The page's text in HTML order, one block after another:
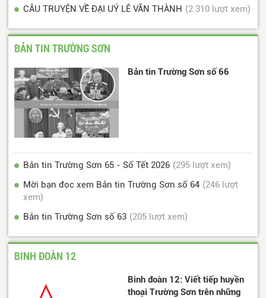
CÂU TRUYỆN VỀ ĐẠI UÝ LÊ VĂN THÀNH (2.310 lượt xem)
BẢN TIN TRƯỜNG SƠN
Bản tin Trường Sơn số 66
Bản tin Trường Sơn 65 - Số Tết 2026 (295 lượt xem)
Mời bạn đọc xem Bản tin Trường Sơn số 64 (246 lượt
xem)
Bản tin Trường Sơn số 63 (205 lượt xem)
BINH ĐOÀN 12
Binh đoàn 12: Viết tiếp huyền
thoại Trường Sơn trên những